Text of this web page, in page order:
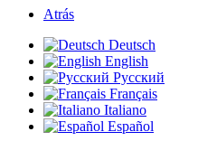
Atrás
Deutsch
English
Русский
Français
Italiano
Español